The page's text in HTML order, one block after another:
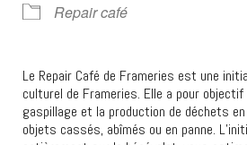
Repair café
Le Repair Café de Frameries est une
culturel de Frameries. Elle a pour
gaspillage et la production de déchets
objets cassés, abîmés ou en panne.